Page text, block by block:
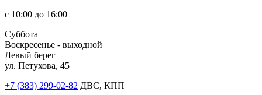
с 10:00 до 16:00
Суббота
Воскресенье - выходной
Левый берег
ул. Петухова, 45
+7 (383) 299-02-82 ДВС, КПП